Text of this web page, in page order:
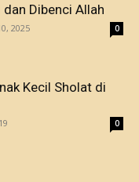
Dibenci Allah
2025 0
Kecil Sholat di
0